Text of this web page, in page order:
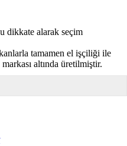
dikkate alarak seçim
tamamen el işçiliği ile
altında üretilmiştir.